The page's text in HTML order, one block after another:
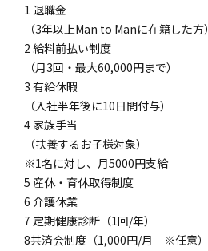
1 退職金
（3年以上Man to Manに在籍した方）
2 給料前払い制度
（月3回・最大60,000円まで）
3 有給休暇
（入社半年後に10日間付与）
4 家族手当
（扶養するお子様対象）
※1名に対し、月5000円支給
5 産休・育休取得制度
6 介護休業
7 定期健康診断（1回/年）
8共済会制度（1,000円/月 ※任意）